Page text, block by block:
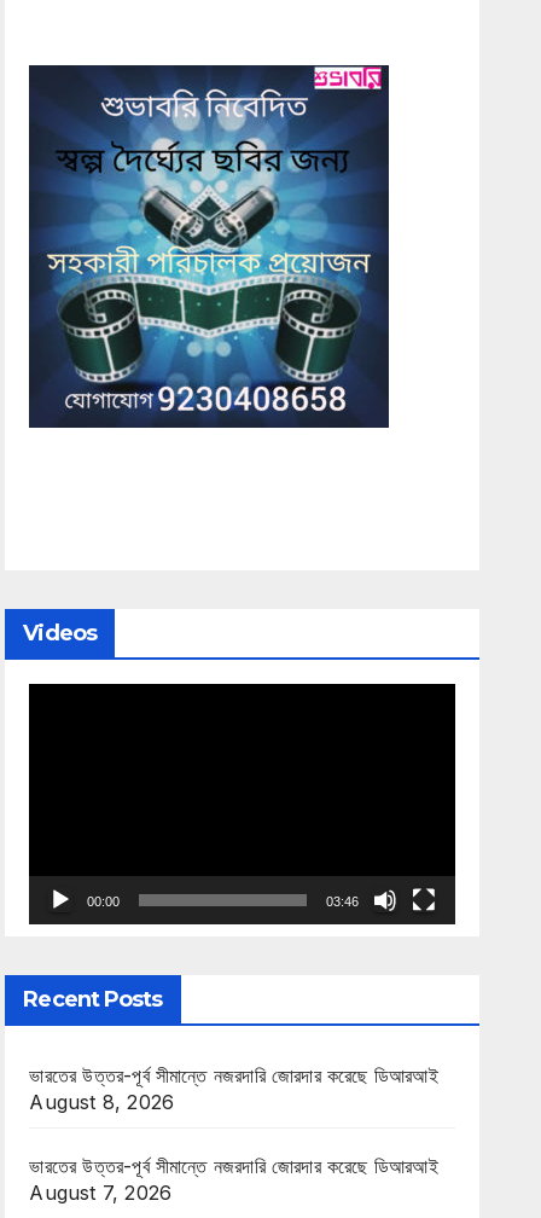
Videos
00:00 03:46
Recent Posts
ভারতের উত্তর-পূর্ব সীমান্তে নজরদারি জোরদার করেছে ডিআরআই
August 8, 2026
ভারতের উত্তর-পূর্ব সীমান্তে নজরদারি জোরদার করেছে ডিআরআই
August 7, 2026